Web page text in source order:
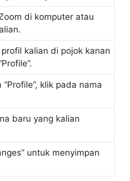
di komputer atau
kalian di pojok kanan
klik pada nama
baru yang kalian
untuk menyimpan